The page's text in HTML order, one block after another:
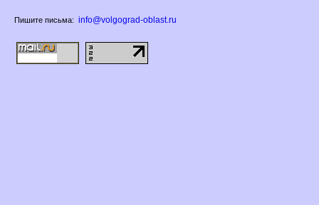
Пишите письма: info@volgograd-oblast.ru